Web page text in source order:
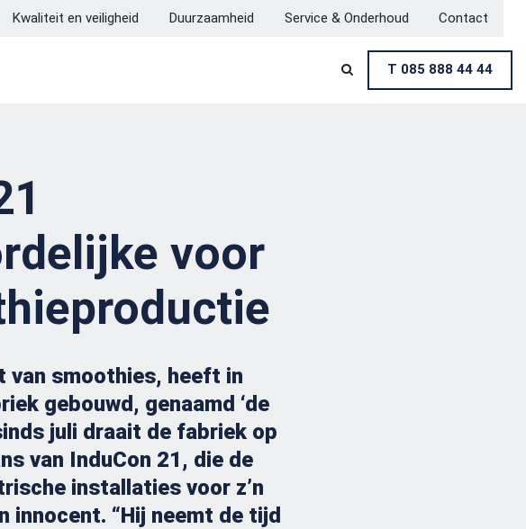
Kwaliteit en veiligheid Duurzaamheid Service & Onderhoud Contact
 T 085 888 44 44
voor
van smoothies, heeft in
gebouwd, genaamd ‘de
juli draait de fabriek op
van InduCon 21, die de
installaties voor z’n
innocent. “Hij neemt de tijd